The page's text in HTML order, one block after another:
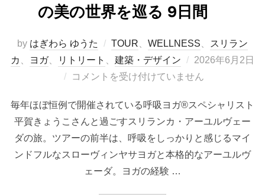
の美の世界を巡る 9日間
by はぎわら ゆうた TOUR WELLNESS
スリラン
カ
ヨガ、 リトリート 建築・デザイン
投
稿
2026年6月2日
コメントを受け付けていません
毎年ほぼ恒例で開催されている呼吸ヨガ®スペシャリスト
平賀きょうこさんと過ごすスリランカ・アーユルヴェー
ダの旅。ツアーの前半は、呼吸をしっかりと感じるマイ
ンドフルなスローヴィンヤサヨガと本格的なアーユルヴ
ェーダ。ヨガの経験 …